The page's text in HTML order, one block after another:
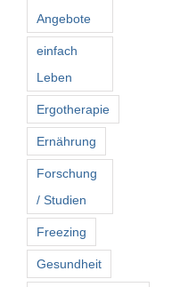
Angebote
einfach
Leben
Ergotherapie
Ernährung
Forschung
/ Studien
Freezing
Gesundheit